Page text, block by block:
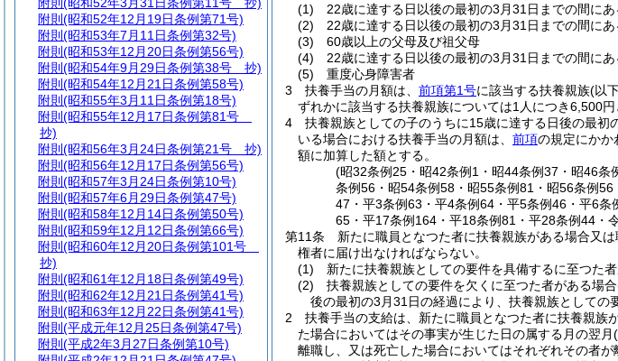
(1)
22歳に達する日以後の最初の3月31日までの間にあ
(2)
22歳に達する日以後の最初の3月31日までの間にあ
(3)
60歳以上の父母及び祖父母
(4)
22歳に達する日以後の最初の3月31日までの間にあ
(5)
重度心身障害者
3
扶養手当の月額は、 前項第1号に該当する扶養親族(以
ずれかに該当する扶養親族については1人につき6,500円
4
扶養親族としての子のうちに15歳に達する日後の最
いる場合における扶養手当の月額は、 前項の規定にかか
額に加算した額とする。
(昭32条例25・昭42条例1・昭44条例37・昭46
条例56・昭54条例58・昭55条例81・昭56条例
47・平3条例63・平4条例64・平5条例46・平6
65・平17条例164・平18条例81・平28条例44・
第11条
新たに職員となつた者に扶養親族がある場合又は
権者に届け出なければならない。
(1)
新たに扶養親族としての要件を具備するに至つた
(2)
扶養親族としての要件を欠くに至つた者がある場合
後の最初の3月31日の経過により、扶養親族としての
2
扶養手当の支給は、新たに職員となつた者に扶養親族
た場合においてはその事実が生じた日の属する月の翌月
離職し、又は死亡した場合においてはそれぞれその者
附則 (昭和52年12月19日条例第71号)
附則 (昭和53年7月11日条例第32号)
附則 (昭和53年12月20日条例第56号)
附則 (昭和54年9月29日条例第38号 抄)
附則 (昭和54年12月21日条例第58号)
附則 (昭和55年3月11日条例第18号)
附則 (昭和55年12月17日条例第81号
抄)
附則 (昭和56年3月24日条例第21号 抄)
附則 (昭和56年12月17日条例第56号)
附則 (昭和57年3月24日条例第10号)
附則 (昭和57年6月29日条例第47号)
附則 (昭和58年12月14日条例第50号)
附則 (昭和59年12月12日条例第66号)
附則 (昭和60年12月20日条例第101号
抄)
附則 (昭和61年12月18日条例第49号)
附則 (昭和62年12月21日条例第41号)
附則 (昭和63年12月22日条例第41号)
附則 (平成元年12月25日条例第47号)
附則 (平成2年3月27日条例第10号)